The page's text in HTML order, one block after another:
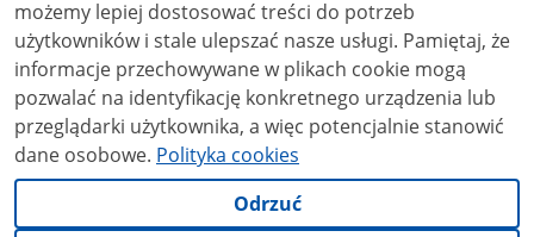
możemy lepiej dostosować treści do potrzeb
użytkowników i stale ulepszać nasze usługi. Pamiętaj, że
informacje przechowywane w plikach cookie mogą
pozwalać na identyfikację konkretnego urządzenia lub
przeglądarki użytkownika, a więc potencjalnie stanowić
dane osobowe. Polityka cookies
Odrzuć